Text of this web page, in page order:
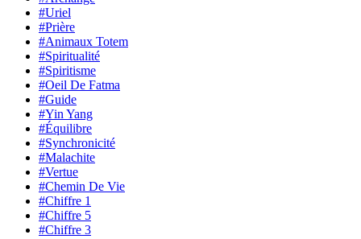
#Uriel
#Prière
#Animaux Totem
#Spiritualité
#Spiritisme
#Oeil De Fatma
#Guide
#Yin Yang
#Équilibre
#Synchronicité
#Malachite
#Vertue
#Chemin De Vie
#Chiffre 1
#Chiffre 5
#Chiffre 3